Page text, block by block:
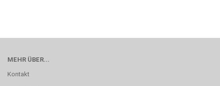
MEHR ÜBER...
Kontakt